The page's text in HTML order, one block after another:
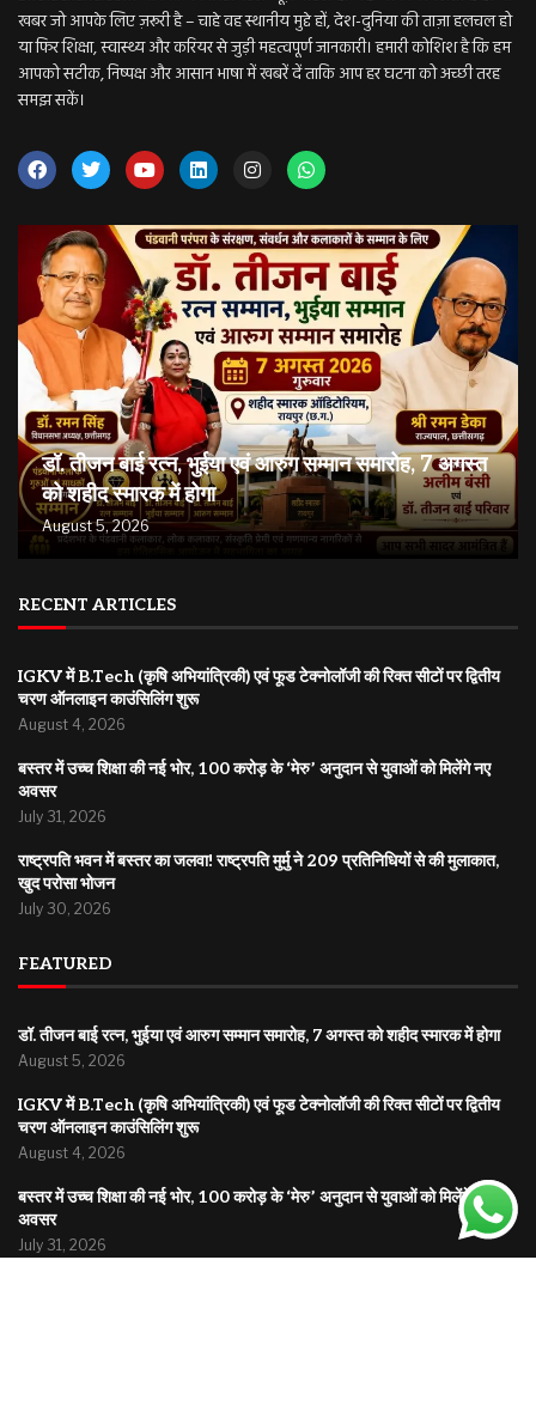
खबर जो आपके लिए ज़रूरी है – चाहे वह स्थानीय मुद्दे हों, देश-दुनिया की ताज़ा हलचल हो
या फिर शिक्षा, स्वास्थ्य और करियर से जुड़ी महत्वपूर्ण जानकारी। हमारी कोशिश है कि हम
आपको सटीक, निष्पक्ष और आसान भाषा में खबरें दें ताकि आप हर घटना को अच्छी तरह
समझ सकें।
डॉ. तीजन बाई रत्न, भुईया एवं आरुग सम्मान समारोह, 7 अगस्त
को शहीद स्मारक में होगा
August 5, 2026
RECENT ARTICLES
IGKV में B.Tech (कृषि अभियांत्रिकी) एवं फूड टेक्नोलॉजी की रिक्त सीटों पर द्वितीय
चरण ऑनलाइन काउंसिलिंग शुरू
August 4, 2026
बस्तर में उच्च शिक्षा की नई भोर, 100 करोड़ के ‘मेरु’ अनुदान से युवाओं को मिलेंगे नए
अवसर
July 31, 2026
राष्ट्रपति भवन में बस्तर का जलवा! राष्ट्रपति मुर्मु ने 209 प्रतिनिधियों से की मुलाकात,
खुद परोसा भोजन
July 30, 2026
FEATURED
डॉ. तीजन बाई रत्न, भुईया एवं आरुग सम्मान समारोह, 7 अगस्त को शहीद स्मारक में होगा
August 5, 2026
IGKV में B.Tech (कृषि अभियांत्रिकी) एवं फूड टेक्नोलॉजी की रिक्त सीटों पर द्वितीय
चरण ऑनलाइन काउंसिलिंग शुरू
August 4, 2026
बस्तर में उच्च शिक्षा की नई भोर, 100 करोड़ के ‘मेरु’ अनुदान से युवाओं को मिलेंगे नए
अवसर
July 31, 2026